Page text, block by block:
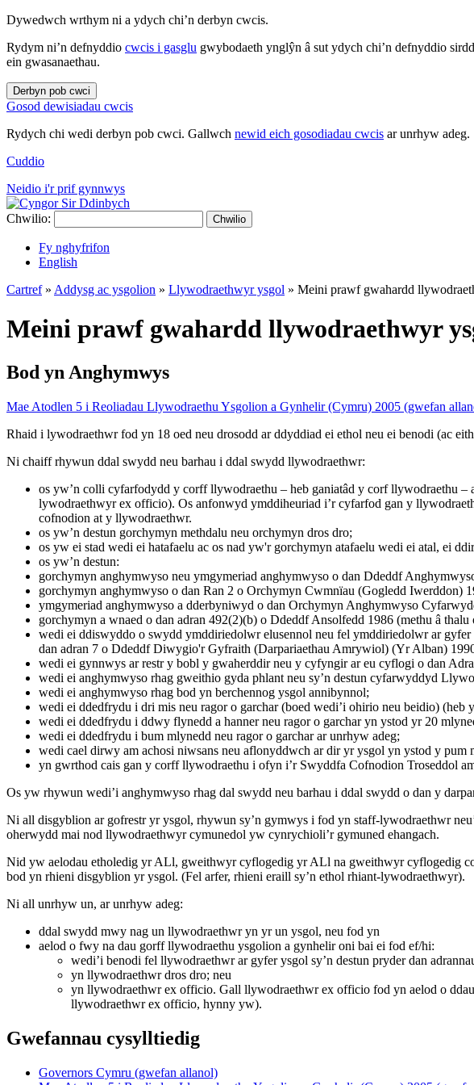
Dywedwch wrthym ni a ydych chi’n derbyn cwcis.
Rydym ni’n defnyddio cwcis i gasglu gwybodaeth ynglŷn â sut ydych chi’n defnyddio
ein gwasanaethau.
Derbyn pob cwci
Gosod dewisiadau cwcis
Rydych chi wedi derbyn pob cwci. Gallwch newid eich gosodiadau cwcis ar unrhyw adeg.
Cuddio
Neidio i'r prif gynnwys
Chwilio: Chwilio
Fy nghyfrifon
English
Cartref» Addysg ac ysgolion » Llywodraethwyr ysgol » Meini prawf gwahardd
Meini prawf gwahardd llywodraethwyr
Bod yn Anghymwys
Mae Atodlen 5 i Reoliadau Llywodraethu Ysgolion a Gynhelir (Cymru) 2005 (gwefan
Rhaid i lywodraethwr fod yn 18 oed neu drosodd ar ddyddiad ei ethol neu ei benodi (ac
Ni chaiff rhywun ddal swydd neu barhau i ddal swydd llywodraethwr:
os yw’n colli cyfarfodydd y corff llywodraethu – heb ganiatâd y corf llywodraethu
lywodraethwyr ex officio). Os anfonwyd ymddiheuriad i’r cyfarfod gan y
cofnodion at y llywodraethwr.
os yw’n destun gorchymyn methdalu neu orchymyn dros dro;
os yw ei stad wedi ei hatafaelu ac os nad yw'r gorchymyn atafaelu wedi ei atal, ei
os yw’n destun:
gorchymyn anghymwyso neu ymgymeriad anghymwyso o dan Ddeddf
gorchymyn anghymwyso o dan Ran 2 o Orchymyn Cwmnïau (Gogledd Iwerddon)
ymgymeriad anghymwyso a dderbyniwyd o dan Orchymyn Anghymwyso
gorchymyn a wnaed o dan adran 492(2)(b) o Ddeddf Ansolfedd 1986 (methu â
wedi ei ddiswyddo o swydd ymddiriedolwr elusennol neu fel ymddiriedolwr ar
dan adran 7 o Ddeddf Diwygio'r Gyfraith (Darpariaethau Amrywiol) (Yr Alban)
wedi ei gynnwys ar restr y bobl y gwaherddir neu y cyfyngir ar eu cyflogi o dan
wedi ei anghymwyso rhag gweithio gyda phlant neu sy’n destun cyfarwyddyd
wedi ei anghymwyso rhag bod yn berchennog ysgol annibynnol;
wedi ei ddedfrydu i dri mis neu ragor o garchar (boed wedi’i ohirio neu beidio)
wedi ei ddedfrydu i ddwy flynedd a hanner neu ragor o garchar yn ystod yr 20
wedi ei ddedfrydu i bum mlynedd neu ragor o garchar ar unrhyw adeg;
wedi cael dirwy am achosi niwsans neu aflonyddwch ar dir yr ysgol yn ystod y
yn gwrthod cais gan y corff llywodraethu i ofyn i’r Swyddfa Cofnodion Troseddol
Os yw rhywun wedi’i anghymwyso rhag dal swydd neu barhau i ddal swydd o dan y
Ni all disgyblion ar gofrestr yr ysgol, rhywun sy’n gymwys i fod yn staff-lywodraethwr
oherwydd mai nod llywodraethwyr cymunedol yw cynrychioli’r gymuned ehangach.
Nid yw aelodau etholedig yr ALl, gweithwyr cyflogedig yr ALl na gweithwyr cyflogedig
bod yn rhieni disgyblion yr ysgol. (Fel arfer, rhieni eraill sy’n ethol rhiant-lywodraethwyr).
Ni all unrhyw un, ar unrhyw adeg:
ddal swydd mwy nag un llywodraethwr yn yr un ysgol, neu fod yn
aelod o fwy na dau gorff llywodraethu ysgolion a gynhelir oni bai ei fod ef/hi:
wedi’i benodi fel llywodraethwr ar gyfer ysgol sy’n destun pryder dan
yn llywodraethwr dros dro; neu
yn llywodraethwr ex officio. Gall llywodraethwr ex officio fod yn aelod o
llywodraethwr ex officio, hynny yw).
Gwefannau cysylltiedig
Governors Cymru (gwefan allanol)